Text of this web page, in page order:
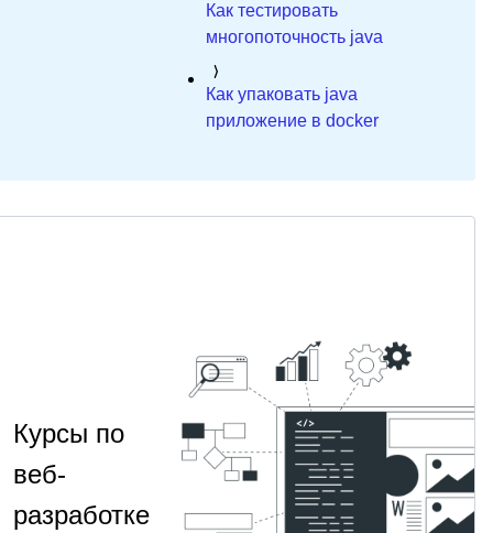
Как тестировать
многопоточность java
Как упаковать java
приложение в docker
Курсы по
веб-
разработке